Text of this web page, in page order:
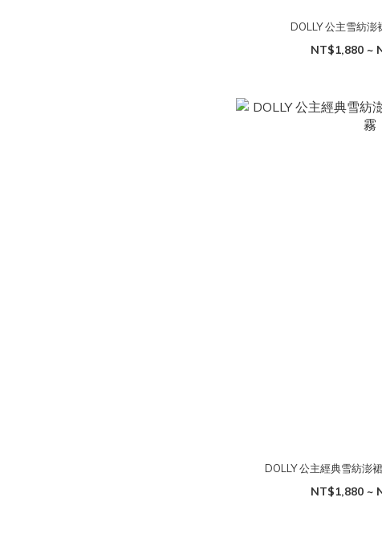
DOLLY 公主雪紡
NT$1,880 ~
DOLLY 公主經典雪紡澎
NT$1,880 ~